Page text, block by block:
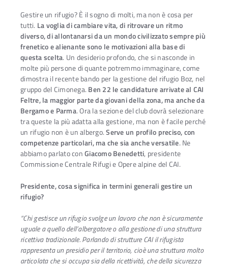
Gestire un rifugio? È il sogno di molti, ma non è cosa per
tutti. La voglia di cambiare vita, di ritrovare un ritmo
diverso, di allontanarsi da un mondo civilizzato sempre più
frenetico e alienante sono le motivazioni alla base di
questa scelta. Un desiderio profondo, che si nasconde in
molte più persone di quante potremmo immaginare, come
dimostra il recente bando per la gestione del rifugio Boz, nel
gruppo del Cimonega. Ben 22 le candidature arrivate al CAI
Feltre, la maggior parte da giovani della zona, ma anche da
Bergamo e Parma. Ora la sezione del club dovrà selezionare
tra queste la più adatta alla gestione, ma non è facile perché
un rifugio non è un albergo.Serve un profilo preciso, con
competenze particolari, ma che sia anche versatile. Ne
abbiamo parlato conGiacomo Benedetti, presidente
Commissione Centrale Rifugi e Opere alpine del CAI.
Presidente, cosa significa in termini generali gestire un
rifugio?
“Chi gestisce un rifugio svolge un lavoro che non è sicuramente
uguale a quello dell’albergatore o alla gestione di una struttura
ricettiva tradizionale. Parlando di strutture CAI il rifugista
rappresenta un presidio per il territorio, cioè una struttura molto
articolata che si occupa sia della ricettività, che della sicurezza